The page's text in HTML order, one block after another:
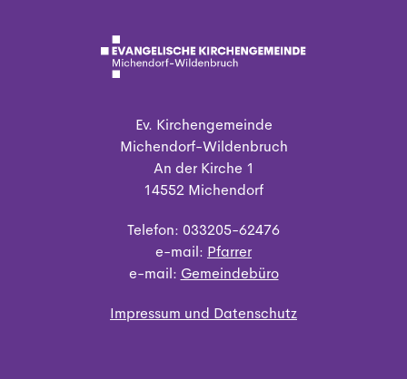
Ev. Kirchengemeinde
Michendorf-Wildenbruch
An der Kirche 1
14552 Michendorf
Telefon: 033205-62476
e-mail: Pfarrer
e-mail: Gemeindebüro
Impressum und Datenschutz